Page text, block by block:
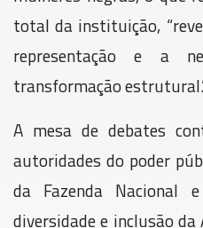
total da instituição,
representação e a
transformação
A mesa de debates
autoridades do poder
da Fazenda Nacional
diversidade e inclusão da